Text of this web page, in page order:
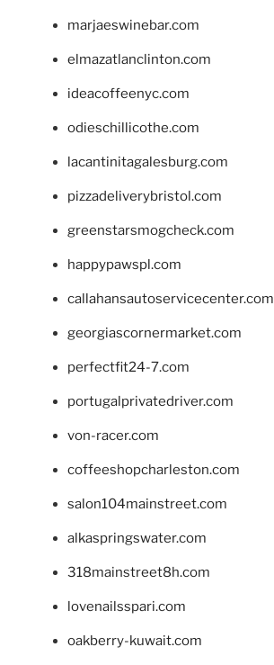
marjaeswinebar.com
elmazatlanclinton.com
ideacoffeenyc.com
odieschillicothe.com
lacantinitagalesburg.com
pizzadeliverybristol.com
greenstarsmogcheck.com
happypawspl.com
callahansautoservicecenter.com
georgiascornermarket.com
perfectfit24-7.com
portugalprivatedriver.com
von-racer.com
coffeeshopcharleston.com
salon104mainstreet.com
alkaspringswater.com
318mainstreet8h.com
lovenailsspari.com
oakberry-kuwait.com